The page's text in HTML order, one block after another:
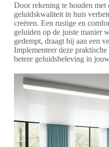
Door rekening te houden met
geluidskwaliteit in huis
creëren. Een rustige en
geluiden op de juiste manier
gedempt, draagt bij aan een
Implementeer deze
betere geluidsbeleving in